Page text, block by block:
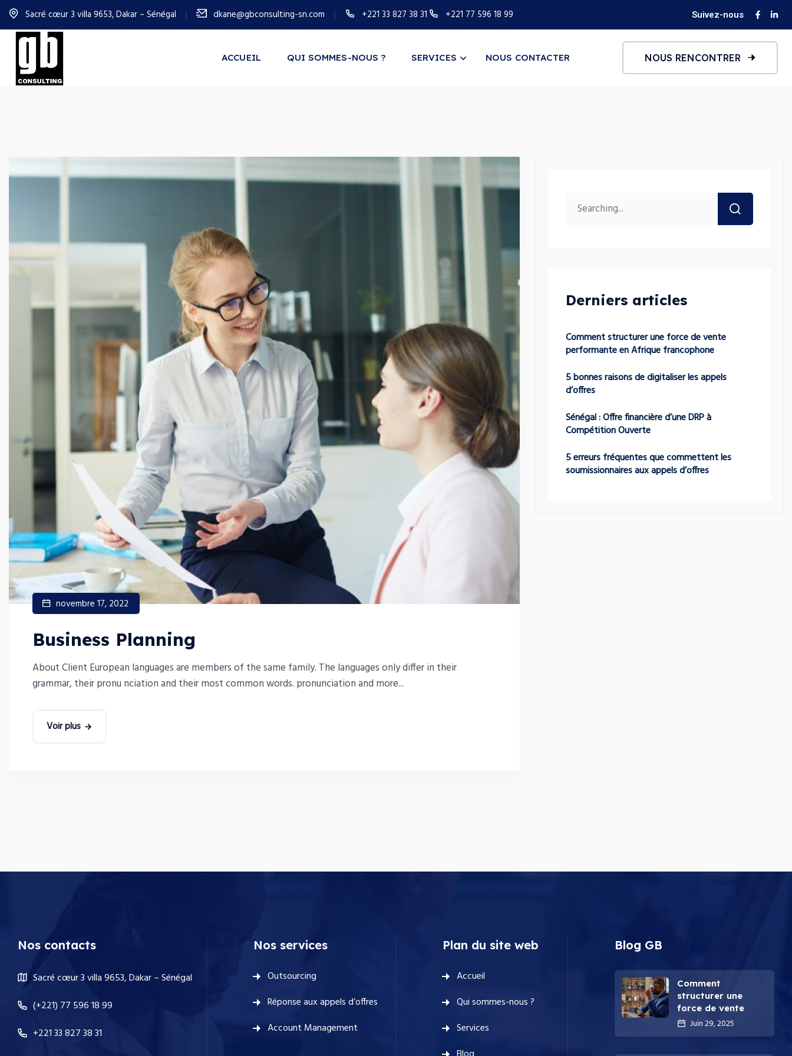
Sacré cœur 3 villa 9653, Dakar – Sénégal dkane@gbconsulting-sn.com +221 33 827 38 31 +221 77 596 18 99 Suivez-nous
ACCUEIL QUI SOMMES-NOUS ? SERVICES NOUS CONTACTER NOUS RENCONTRER
novembre 17, 2022
Business Planning
About Client European languages are members of the same family. The languages only differ in their
grammar, their pronu nciation and their most common words. pronunciation and more...
Voir plus
Derniers articles
Comment structurer une force de vente
performante en Afrique francophone
5 bonnes raisons de digitaliser les appels
d’offres
Sénégal : Offre financière d’une DRP à
Compétition Ouverte
5 erreurs fréquentes que commettent les
soumissionnaires aux appels d’offres
Nos contacts
Sacré cœur 3 villa 9653, Dakar – Sénégal
(+221) 77 596 18 99
+221 33 827 38 31
Nos services
Outsourcing
Réponse aux appels d’offres
Account Management
Plan du site web
Accueil
Qui sommes-nous ?
Services
Blog GB
Comment
structurer une
force de vente
Juin 29, 2025